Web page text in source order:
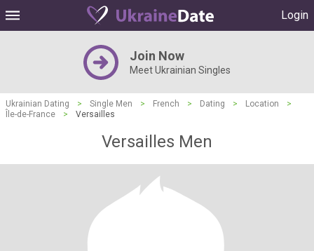
Login
Join Now
Meet Ukrainian Singles
Ukrainian Dating > Single Men > French > Dating > Location
>
Île-de-France
> Versailles
Versailles Men